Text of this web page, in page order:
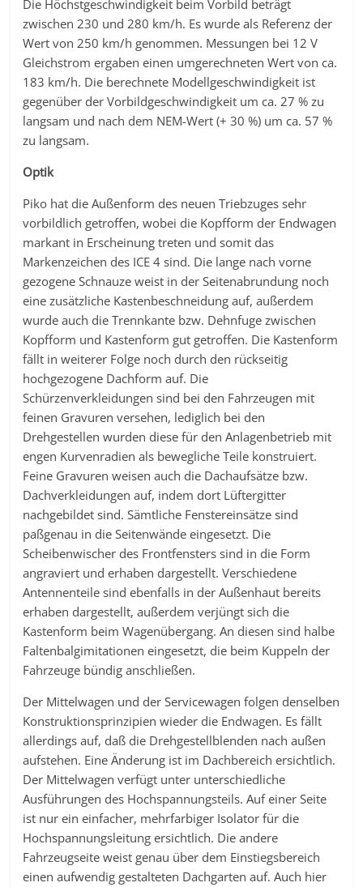
Die Höchstgeschwindigkeit beim Vorbild beträgt
zwischen 230 und 280 km/h. Es wurde als Referenz der
Wert von 250 km/h genommen. Messungen bei 12 V
Gleichstrom ergaben einen umgerechneten Wert von ca.
183 km/h. Die berechnete Modellgeschwindigkeit ist
gegenüber der Vorbildgeschwindigkeit um ca. 27 % zu
langsam und nach dem NEM-Wert (+ 30 %) um ca. 57 %
zu langsam.
Optik
Piko hat die Außenform des neuen Triebzuges sehr
vorbildlich getroffen, wobei die Kopfform der Endwagen
markant in Erscheinung treten und somit das
Markenzeichen des ICE 4 sind. Die lange nach vorne
gezogene Schnauze weist in der Seitenabrundung noch
eine zusätzliche Kastenbeschneidung auf, außerdem
wurde auch die Trennkante bzw. Dehnfuge zwischen
Kopfform und Kastenform gut getroffen. Die Kastenform
fällt in weiterer Folge noch durch den rückseitig
hochgezogene Dachform auf. Die
Schürzenverkleidungen sind bei den Fahrzeugen mit
feinen Gravuren versehen, lediglich bei den
Drehgestellen wurden diese für den Anlagenbetrieb mit
engen Kurvenradien als bewegliche Teile konstruiert.
Feine Gravuren weisen auch die Dachaufsätze bzw.
Dachverkleidungen auf, indem dort Lüftergitter
nachgebildet sind. Sämtliche Fenstereinsätze sind
paßgenau in die Seitenwände eingesetzt. Die
Scheibenwischer des Frontfensters sind in die Form
angraviert und erhaben dargestellt. Verschiedene
Antennenteile sind ebenfalls in der Außenhaut bereits
erhaben dargestellt, außerdem verjüngt sich die
Kastenform beim Wagenübergang. An diesen sind halbe
Faltenbalgimitationen eingesetzt, die beim Kuppeln der
Fahrzeuge bündig anschließen.
Der Mittelwagen und der Servicewagen folgen denselben
Konstruktionsprinzipien wieder die Endwagen. Es fällt
allerdings auf, daß die Drehgestellblenden nach außen
aufstehen. Eine Änderung ist im Dachbereich ersichtlich.
Der Mittelwagen verfügt unter unterschiedliche
Ausführungen des Hochspannungsteils. Auf einer Seite
ist nur ein einfacher, mehrfarbiger Isolator für die
Hochspannungsleitung ersichtlich. Die andere
Fahrzeugseite weist genau über dem Einstiegsbereich
einen aufwendig gestalteten Dachgarten auf. Auch hier